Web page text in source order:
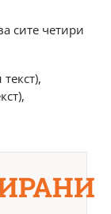
сите четири